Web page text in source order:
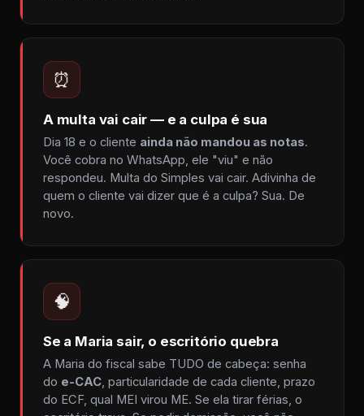
⏰
A multa vai cair — e a culpa é sua
Dia 18 e o cliente ainda não mandou as notas.
Você cobra no WhatsApp, ele "viu" e não
respondeu. Multa do Simples vai cair. Adivinha de
quem o cliente vai dizer que é a culpa? Sua. De
novo.
🧠
Se a Maria sair, o escritório quebra
A Maria do fiscal sabe TUDO de cabeça: senha
do e-CAC, particularidade de cada cliente, prazo
do ECF, qual MEI virou ME. Se ela tirar férias, o